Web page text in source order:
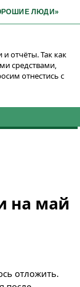
ЛЮДИ»
отчёты. Так как
средствами,
отнестись с
на май
отложить.